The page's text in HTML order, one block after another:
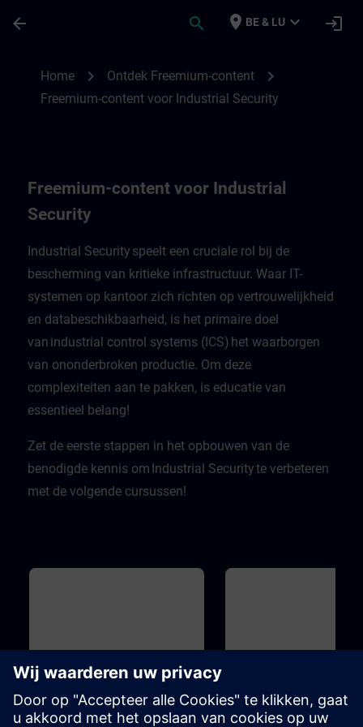
arrow_back search place BE & LU expand_more login
Home chevron_right Ontdek Freemium-content chevron_right
Freemium-content voor Industrial Security
Freemium-content voor Industrial
Security
Industrial Security speelt een cruciale rol bij de
bescherming van kritieke infrastructuur. Waar IT-
systemen op kantoor zich richten op vertrouwelijkheid
en databeschikbaarheid, is het primaire doel
van industrial control systems (ICS) het waarborgen
van ononderbroken productie. Om deze
complexiteiten aan te pakken, is educatie van
essentieel belang! ​
Zet de eerste stappen in het opbouwen van de
benodigde kennis om Industrial Security te verbeteren
met de volgende cursussen!
Industrial Security
Introduction to Cyber